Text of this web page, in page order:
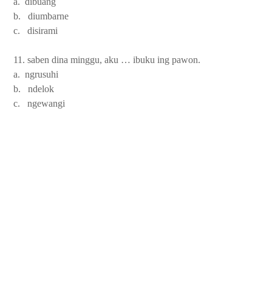
b. diumbarne
c. disirami
11. saben dina minggu, aku … ibuku ing pawon.
a. ngrusuhi
b. ndelok
c. ngewangi